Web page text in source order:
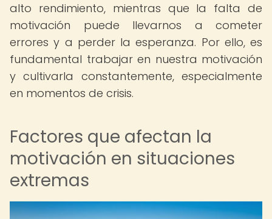
alto rendimiento, mientras que la falta de
motivación puede llevarnos a cometer
errores y a perder la esperanza. Por ello, es
fundamental trabajar en nuestra motivación
y cultivarla constantemente, especialmente
en momentos de crisis.
Factores que afectan la
motivación en situaciones
extremas